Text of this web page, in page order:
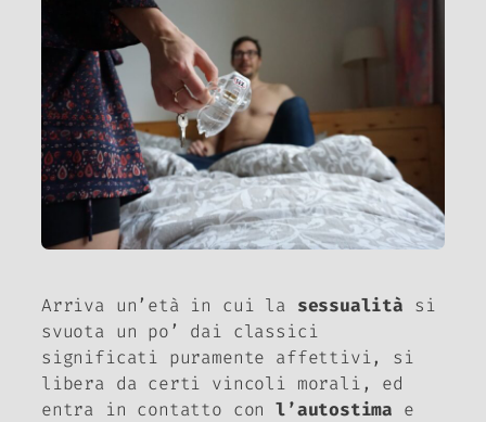
Arriva un’età in cui la sessualità si
svuota un po’ dai classici
significati puramente affettivi, si
libera da certi vincoli morali, ed
entra in contatto conl’autostima e